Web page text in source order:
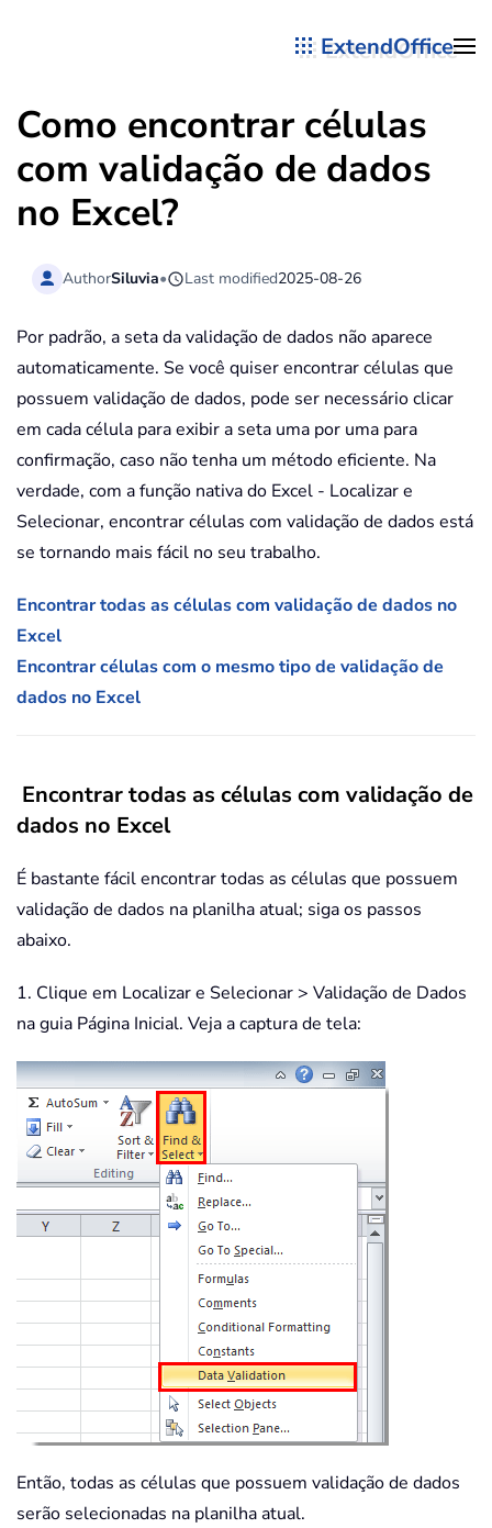
ExtendOffice
Como encontrar células
com validação de dados
no Excel?
AuthorSiluvia• Last modified2025-08-26
Por padrão, a seta da validação de dados não aparece
automaticamente. Se você quiser encontrar células que
possuem validação de dados, pode ser necessário clicar
em cada célula para exibir a seta uma por uma para
confirmação, caso não tenha um método eficiente. Na
verdade, com a função nativa do Excel - Localizar e
Selecionar, encontrar células com validação de dados está
se tornando mais fácil no seu trabalho.
Encontrar todas as células com validação de dados no
Excel
Encontrar células com o mesmo tipo de validação de
dados no Excel
Encontrar todas as células com validação de
dados no Excel
É bastante fácil encontrar todas as células que possuem
validação de dados na planilha atual; siga os passos
abaixo.
1. Clique em Localizar e Selecionar > Validação de Dados
na guia Página Inicial. Veja a captura de tela:
Então, todas as células que possuem validação de dados
serão selecionadas na planilha atual.